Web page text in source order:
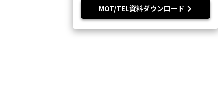
MOT/TEL資料ダウンロード